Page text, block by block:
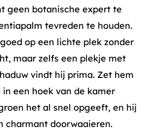
geen botanische expert te
tevreden te houden.
op een lichte plek zonder
maar zelfs een plekje met
vindt hij prima. Zet hem
een hoek van de kamer
het al snel opgeeft, en hij
charmant doorwaaieren.